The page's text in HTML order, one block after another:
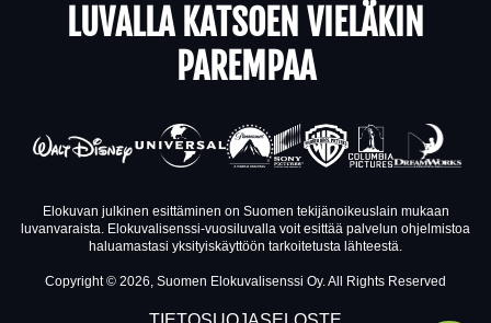
LUVALLA KATSOEN VIELÄKIN
PAREMPAA
Elokuvan julkinen esittäminen on Suomen tekijänoikeuslain mukaan
luvanvaraista. Elokuvalisenssi-vuosiluvalla voit esittää palvelun ohjelmistoa
haluamastasi yksityiskäyttöön tarkoitetusta lähteestä.
Copyright © 2026, Suomen Elokuvalisenssi Oy. All Rights Reserved